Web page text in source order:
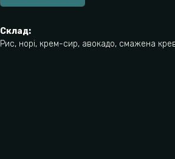
Склад:
Рис, норі, крем-сир, авокадо, смажена